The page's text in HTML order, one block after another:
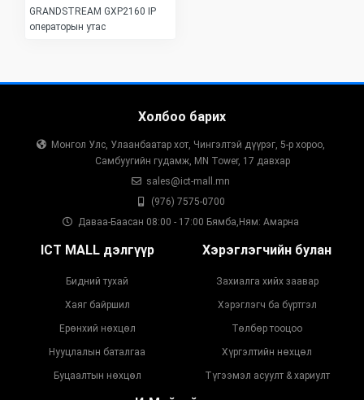
GRANDSTREAM GXP2160 IP
операторын утас
Холбоо барих
Монгол Улс, Улаанбаатар хот, Чингэлтэй дүүрэг, 5-р хороо,
Самбуугийн гудамж, MN Tower, 17 давхар
sales@ict-mall.mn
(976) 7575-0700
Даваа-Баасан 08:00 - 17:00 Бямба,Ням: Амарна
ICT MALL дэлгүүр
Бидний тухай
Хаяг байршил
Ерөнхий нөхцөл
Нууцлалын баталгаа
Буцаалтын нөхцөл
Хэрэглэгчийн булан
Захиалга хийх заавар
Хэрэглэгч ба бүртгэл
Төлбөр тооцоо
Хүргэлтийн нөхцөл
Түгээмэл асуулт & хариулт